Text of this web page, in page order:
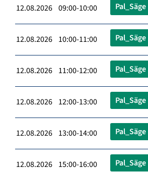
12.08.2026 09:00-10:00 Pal_Säge
12.08.2026 10:00-11:00 Pal_Säge
12.08.2026 11:00-12:00 Pal_Säge
12.08.2026 12:00-13:00 Pal_Säge
12.08.2026 13:00-14:00 Pal_Säge
12.08.2026 15:00-16:00 Pal_Säge